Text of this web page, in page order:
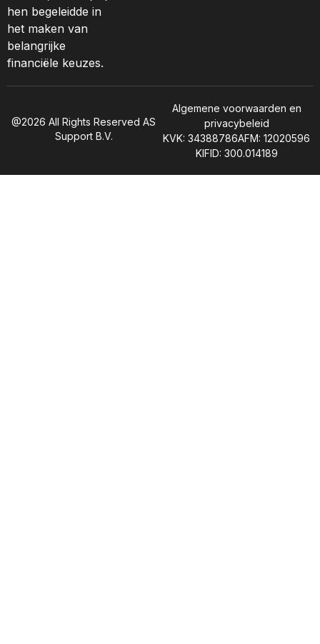
hen begeleidde in
het maken van
belangrijke
financiële keuzes.
@2026 All Rights Reserved AS
Support B.V.
Algemene voorwaarden en
privacybeleid
KVK: 34388786AFM: 12020596
KIFID: 300.014189